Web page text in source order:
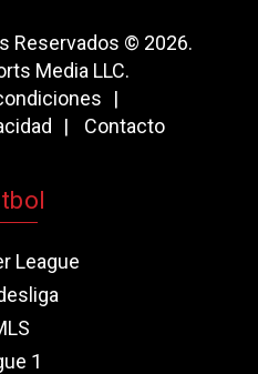
Reservados © 2026.
Media LLC.
Contacto
League
1